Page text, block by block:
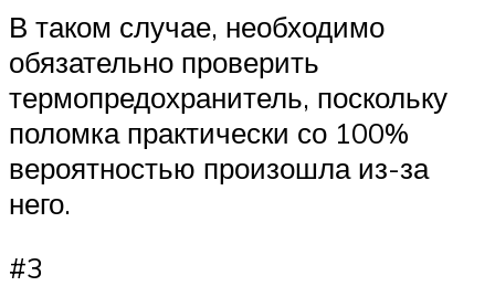
В таком случае, необходимо
обязательно проверить
термопредохранитель, поскольку
поломка практически со 100%
вероятностью произошла из-за
него.
#3